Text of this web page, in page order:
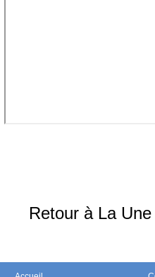
Retour à La